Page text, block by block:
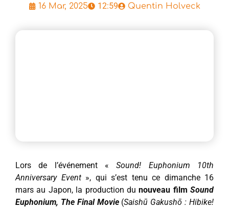
16 Mar, 2025 12:59 Quentin Holveck
Lors de l’événement «Sound! Euphonium 10th
Anniversary Event», qui s’est tenu ce dimanche 16
mars au Japon, la production dunouveau film Sound
Euphonium, The Final Movie(Saishū Gakushō : Hibike!